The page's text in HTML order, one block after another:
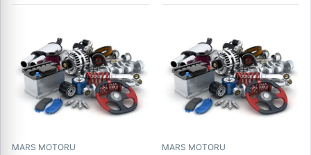
MARS MOTORU MARS MOTORU